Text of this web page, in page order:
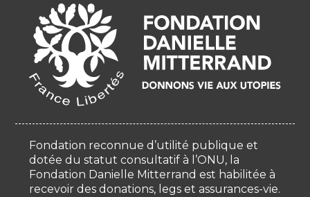
Fondation reconnue d’utilité publique et
dotée du statut consultatif à l’ONU, la
Fondation Danielle Mitterrand est habilitée à
recevoir des donations, legs et assurances-vie.